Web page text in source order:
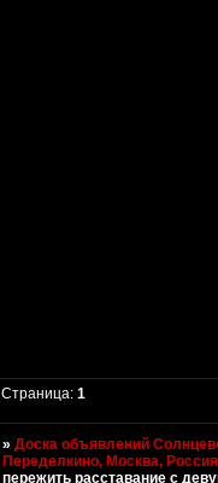
Страница:1
»Доска объявлений
Переделкино, Москва, Россия
пережить расставание с